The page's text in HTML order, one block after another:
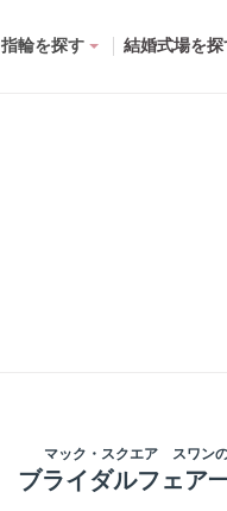
指輪を探す 結婚式場を
マック・スクエア スワン
ブライダルフェア